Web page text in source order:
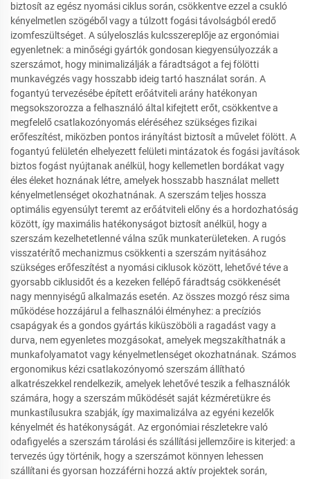
biztosít az egész nyomási ciklus során, csökkentve ezzel a csukló
kényelmetlen szögéből vagy a túlzott fogási távolságból eredő
izomfeszültséget. A súlyeloszlás kulcsszereplője az ergonómiai
egyenletnek: a minőségi gyártók gondosan kiegyensúlyozzák a
szerszámot, hogy minimalizálják a fáradtságot a fej fölötti
munkavégzés vagy hosszabb ideig tartó használat során. A
fogantyú tervezésébe épített erőátviteli arány hatékonyan
megsokszorozza a felhasználó által kifejtett erőt, csökkentve a
megfelelő csatlakozónyomás eléréséhez szükséges fizikai
erőfeszítést, miközben pontos irányítást biztosít a művelet fölött. A
fogantyú felületén elhelyezett felületi mintázatok és fogási javítások
biztos fogást nyújtanak anélkül, hogy kellemetlen bordákat vagy
éles éleket hoznának létre, amelyek hosszabb használat mellett
kényelmetlenséget okozhatnának. A szerszám teljes hossza
optimális egyensúlyt teremt az erőátviteli előny és a hordozhatóság
között, így maximális hatékonyságot biztosít anélkül, hogy a
szerszám kezelhetetlenné válna szűk munkaterületeken. A rugós
visszatérítő mechanizmus csökkenti a szerszám nyitásához
szükséges erőfeszítést a nyomási ciklusok között, lehetővé téve a
gyorsabb ciklusidőt és a kezeken fellépő fáradtság csökkenését
nagy mennyiségű alkalmazás esetén. Az összes mozgó rész sima
működése hozzájárul a felhasználói élményhez: a precíziós
csapágyak és a gondos gyártás kiküszöböli a ragadást vagy a
durva, nem egyenletes mozgásokat, amelyek megszakíthatnák a
munkafolyamatot vagy kényelmetlenséget okozhatnának. Számos
ergonomikus kézi csatlakozónyomó szerszám állítható
alkatrészekkel rendelkezik, amelyek lehetővé teszik a felhasználók
számára, hogy a szerszám működését saját kézméretükre és
munkastílusukra szabják, így maximalizálva az egyéni kezelők
kényelmét és hatékonyságát. Az ergonómiai részletekre való
odafigyelés a szerszám tárolási és szállítási jellemzőire is kiterjed: a
tervezés úgy történik, hogy a szerszámot könnyen lehessen
szállítani és gyorsan hozzáférni hozzá aktív projektek során,